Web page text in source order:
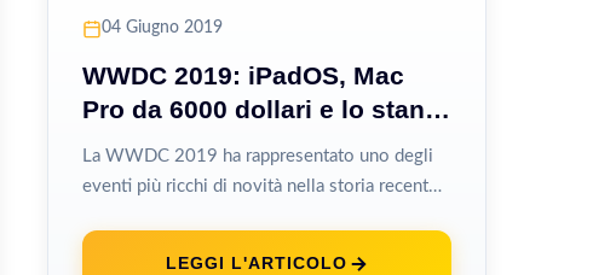
04 Giugno 2019
WWDC 2019: iPadOS, Mac
Pro da 6000 dollari e lo stand
da 999
La WWDC 2019 ha rappresentato uno degli
eventi più ricchi di novità nella storia recente
LEGGI L'ARTICOLO